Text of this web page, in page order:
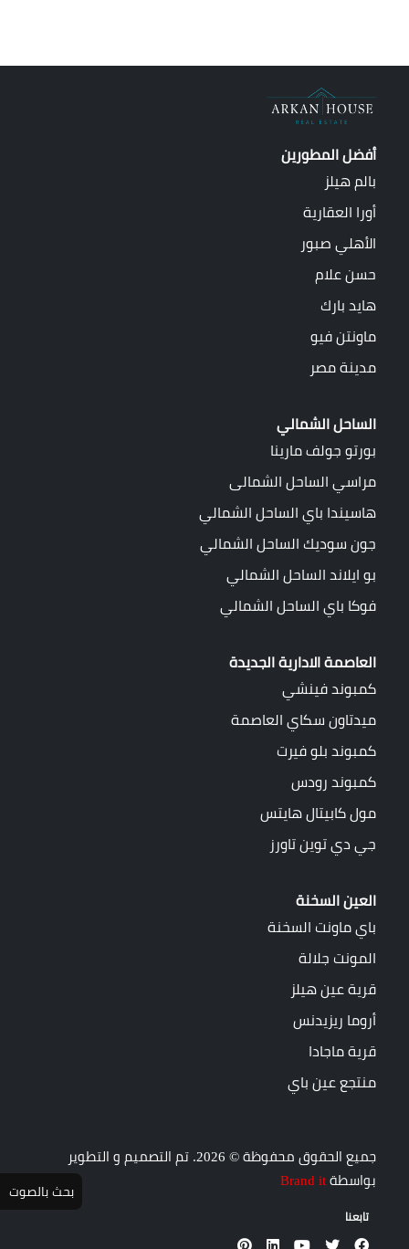
أفضل المطورين
بالم هيلز
أورا العقارية
الأهلي صبور
حسن علام
هايد بارك
ماونتن فيو
مدينة مصر
الساحل الشمالي
بورتو جولف مارينا
مراسي الساحل الشمالى
هاسيندا باي الساحل الشمالي
جون سوديك الساحل الشمالي
بو ايلاند الساحل الشمالي
فوكا باي الساحل الشمالي
العاصمة الادارية الجديدة
كمبوند فينشي
ميدتاون سكاي العاصمة
كمبوند بلو فيرت
كمبوند رودس
مول كابيتال هايتس
جي دي توين تاورز
العين السخنة
باي ماونت السخنة
المونت جلالة
قرية عين هيلز
أروما ريزيدنس
قرية ماجادا
منتجع عين باي
جميع الحقوق محفوظة © 2026. تم التصميم و التطوير
بواسطة Brand it
تابعنا
بحث بالصوت